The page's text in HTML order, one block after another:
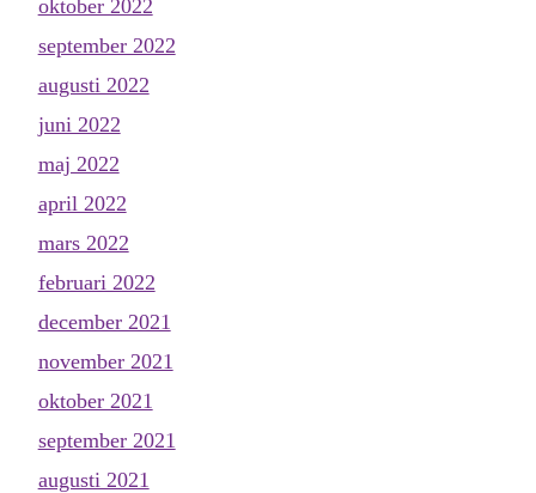
oktober 2022
september 2022
augusti 2022
juni 2022
maj 2022
april 2022
mars 2022
februari 2022
december 2021
november 2021
oktober 2021
september 2021
augusti 2021